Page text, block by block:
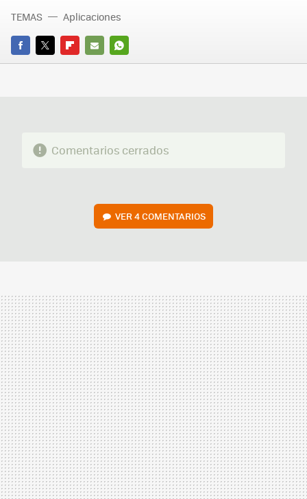
FACEBOOK
TWITTERFLIPBOARD
E-
WHATSAPP
TEMAS Aplicaciones
Comentarios cerrados
VER4 COMENTARIOS